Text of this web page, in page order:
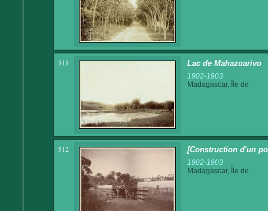
511 Lac de Mahazoarivo
1902-1903
Madagascar, Île de
512 [Construction d'un
1902-1903
Madagascar, Île de